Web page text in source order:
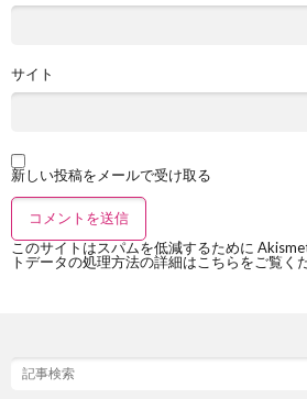
サイト
新しい投稿をメールで受け取る
このサイトはスパムを低減するために
トデータの処理方法の詳細はこちらをご覧く